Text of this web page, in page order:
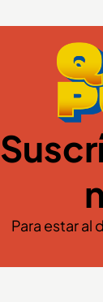
Para estar al